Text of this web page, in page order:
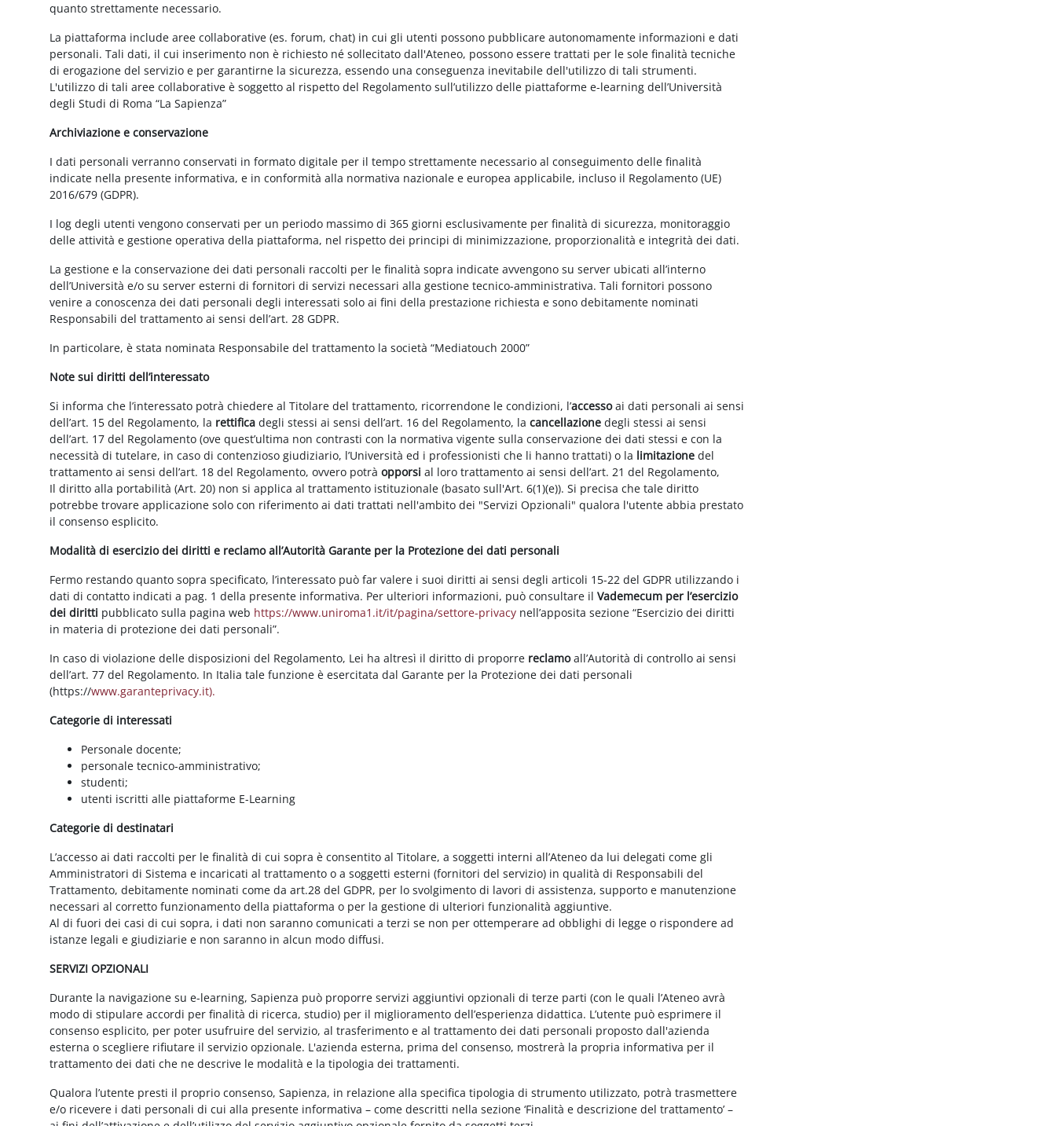
quanto strettamente necessario.
La piattaforma include aree collaborative (es. forum, chat) in cui gli utenti possono pubblicare autonomamente informazioni e dati
personali. Tali dati, il cui inserimento non è richiesto né sollecitato dall'Ateneo, possono essere trattati per le sole finalità tecniche
di erogazione del servizio e per garantirne la sicurezza, essendo una conseguenza inevitabile dell'utilizzo di tali strumenti.
L'utilizzo di tali aree collaborative è soggetto al rispetto del Regolamento sull’utilizzo delle piattaforme e-learning dell’Università
degli Studi di Roma “La Sapienza”
Archiviazione e conservazione
I dati personali verranno conservati in formato digitale per il tempo strettamente necessario al conseguimento delle finalità
indicate nella presente informativa, e in conformità alla normativa nazionale e europea applicabile, incluso il Regolamento (UE)
2016/679 (GDPR).
I log degli utenti vengono conservati per un periodo massimo di 365 giorni esclusivamente per finalità di sicurezza, monitoraggio
delle attività e gestione operativa della piattaforma, nel rispetto dei principi di minimizzazione, proporzionalità e integrità dei dati.
La gestione e la conservazione dei dati personali raccolti per le finalità sopra indicate avvengono su server ubicati all’interno
dell’Università e/o su server esterni di fornitori di servizi necessari alla gestione tecnico-amministrativa. Tali fornitori possono
venire a conoscenza dei dati personali degli interessati solo ai fini della prestazione richiesta e sono debitamente nominati
Responsabili del trattamento ai sensi dell’art. 28 GDPR.
In particolare, è stata nominata Responsabile del trattamento la società “Mediatouch 2000”
Note sui diritti dell’interessato
Si informa che l’interessato potrà chiedere al Titolare del trattamento, ricorrendone le condizioni, l’accessoai dati personali ai sensi
dell’art. 15 del Regolamento, la rettificadegli stessi ai sensi dell’art. 16 del Regolamento, lacancellazione degli stessi ai sensi
dell’art. 17 del Regolamento (ove quest’ultima non contrasti con la normativa vigente sulla conservazione dei dati stessi e con la
necessità di tutelare, in caso di contenzioso giudiziario, l’Università ed i professionisti che li hanno trattati) o la limitazione del
trattamento ai sensi dell’art. 18 del Regolamento, ovvero potràopporsi al loro trattamento ai sensi dell’art. 21 del Regolamento,
Il diritto alla portabilità (Art. 20) non si applica al trattamento istituzionale (basato sull'Art. 6(1)(e)). Si precisa che tale diritto
potrebbe trovare applicazione solo con riferimento ai dati trattati nell'ambito dei "Servizi Opzionali" qualora l'utente abbia prestato
il consenso esplicito.
Modalità di esercizio dei diritti e reclamo all’Autorità Garante per la Protezione dei dati personali
Fermo restando quanto sopra specificato, l’interessato può far valere i suoi diritti ai sensi degli articoli 15-22 del GDPR utilizzando i
dati di contatto indicati a pag. 1 della presente informativa. Per ulteriori informazioni, può consultare ilVademecum per l’esercizio
dei diritti pubblicato sulla pagina web https://www.uniroma1.it/it/pagina/settore-privacy nell’apposita sezione “Esercizio dei diritti
in materia di protezione dei dati personali”.
In caso di violazione delle disposizioni del Regolamento, Lei ha altresì il diritto di proporre reclamoall’Autorità di controllo ai sensi
dell’art. 77 del Regolamento. In Italia tale funzione è esercitata dal Garante per la Protezione dei dati personali
(https://www.garanteprivacy.it).
Categorie di interessati
Personale docente;
personale tecnico-amministrativo;
studenti;
utenti iscritti alle piattaforme E-Learning
Categorie di destinatari
L’accesso ai dati raccolti per le finalità di cui sopra è consentito al Titolare, a soggetti interni all’Ateneo da lui delegati come gli
Amministratori di Sistema e incaricati al trattamento o a soggetti esterni (fornitori del servizio) in qualità di Responsabili del
Trattamento, debitamente nominati come da art.28 del GDPR, per lo svolgimento di lavori di assistenza, supporto e manutenzione
necessari al corretto funzionamento della piattaforma o per la gestione di ulteriori funzionalità aggiuntive.
Al di fuori dei casi di cui sopra, i dati non saranno comunicati a terzi se non per ottemperare ad obblighi di legge o rispondere ad
istanze legali e giudiziarie e non saranno in alcun modo diffusi.
SERVIZI OPZIONALI
Durante la navigazione su e-learning, Sapienza può proporre servizi aggiuntivi opzionali di terze parti (con le quali l’Ateneo avrà
modo di stipulare accordi per finalità di ricerca, studio) per il miglioramento dell’esperienza didattica. L’utente può esprimere il
consenso esplicito, per poter usufruire del servizio, al trasferimento e al trattamento dei dati personali proposto dall'azienda
esterna o scegliere rifiutare il servizio opzionale. L'azienda esterna, prima del consenso, mostrerà la propria informativa per il
trattamento dei dati che ne descrive le modalità e la tipologia dei trattamenti.
Qualora l’utente presti il proprio consenso, Sapienza, in relazione alla specifica tipologia di strumento utilizzato, potrà trasmettere
e/o ricevere i dati personali di cui alla presente informativa – come descritti nella sezione ‘Finalità e descrizione del trattamento’ –